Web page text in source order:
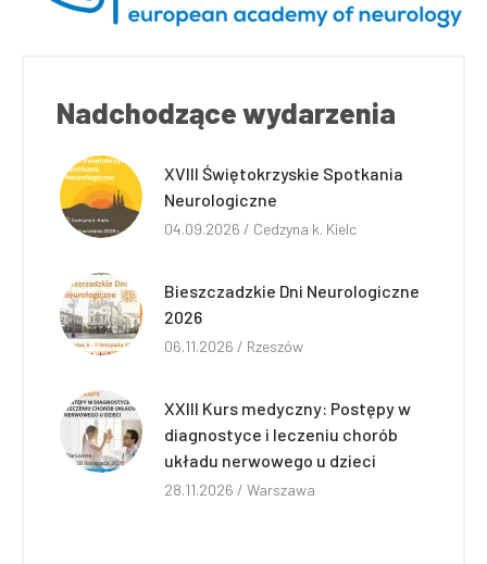
Nadchodzące wydarzenia
XVIII Świętokrzyskie Spotkania
Neurologiczne
04.09.2026 / Cedzyna k. Kielc
Bieszczadzkie Dni Neurologiczne
2026
06.11.2026 / Rzeszów
XXIII Kurs medyczny: Postępy w
diagnostyce i leczeniu chorób
układu nerwowego u dzieci
28.11.2026 / Warszawa